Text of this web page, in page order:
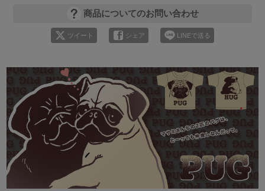
商品についてのお問い合わせ
ツイート シェア LINEで送る